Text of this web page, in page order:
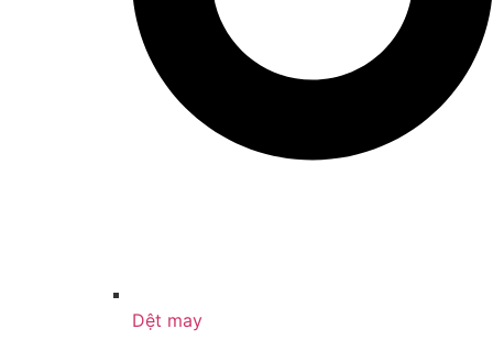
Dệt may